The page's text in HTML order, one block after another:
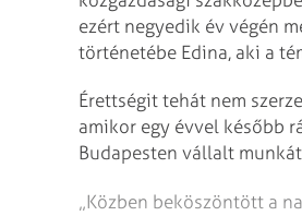
ezért negyedik év végén
történetébe Edina, aki a
Érettségit tehát nem
amikor egy évvel később
Budapesten vállalt
„Közben beköszöntött a